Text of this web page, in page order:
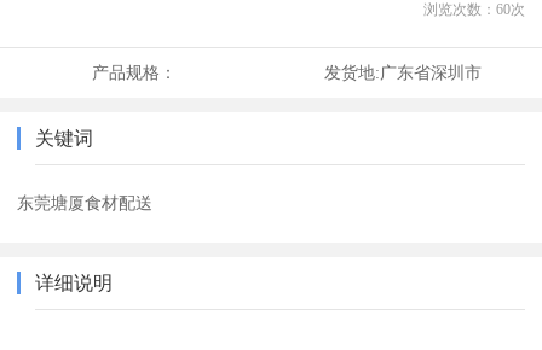
浏览次数： 60次
产品规格： 发货地:广东省深圳市
关键词
东莞塘厦食材配送
详细说明